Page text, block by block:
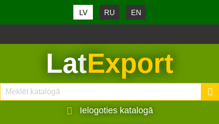
LV RU EN
LatExport
Ielogoties katalogā